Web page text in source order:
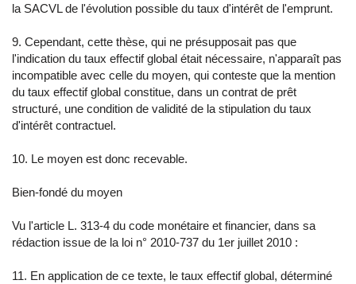
la SACVL de l'évolution possible du taux d'intérêt de l'emprunt.
9. Cependant, cette thèse, qui ne présupposait pas que
l'indication du taux effectif global était nécessaire, n'apparaît pas
incompatible avec celle du moyen, qui conteste que la mention
du taux effectif global constitue, dans un contrat de prêt
structuré, une condition de validité de la stipulation du taux
d'intérêt contractuel.
10. Le moyen est donc recevable.
Bien-fondé du moyen
Vu l'article L. 313-4 du code monétaire et financier, dans sa
rédaction issue de la loi n° 2010-737 du 1er juillet 2010 :
11. En application de ce texte, le taux effectif global, déterminé